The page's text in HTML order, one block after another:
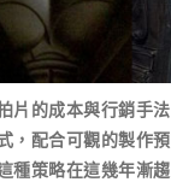
片的成本與行銷手
，配合可觀的製作
種策略在這幾年漸